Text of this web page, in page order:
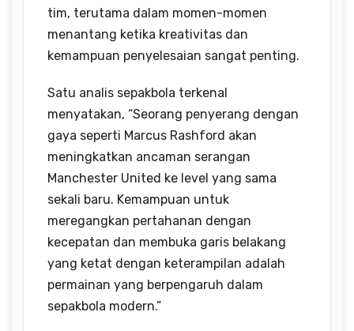
tim, terutama dalam momen-momen
menantang ketika kreativitas dan
kemampuan penyelesaian sangat penting.
Satu analis sepakbola terkenal
menyatakan, “Seorang penyerang dengan
gaya seperti Marcus Rashford akan
meningkatkan ancaman serangan
Manchester United ke level yang sama
sekali baru. Kemampuan untuk
meregangkan pertahanan dengan
kecepatan dan membuka garis belakang
yang ketat dengan keterampilan adalah
permainan yang berpengaruh dalam
sepakbola modern.”